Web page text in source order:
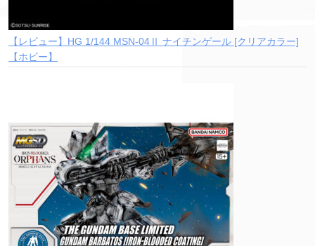
【レビュー】HG 1/144 MSN-04Ⅱ ナイチンゲール [クリアカラー]
【ホビー】